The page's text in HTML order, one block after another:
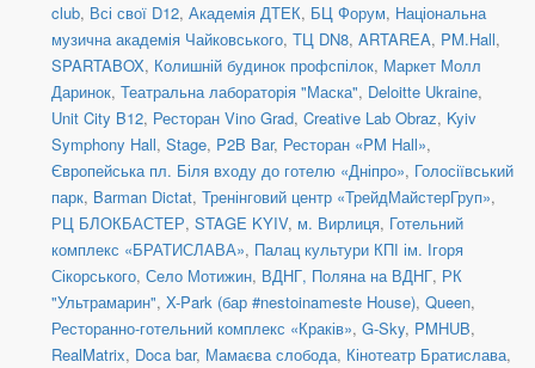
club, Всі свої D12, Академія ДТЕК, БЦ Форум, Національна
музична академія Чайковського, ТЦ DN8, ARTAREA, PM.Hall,
SPARTABOX, Колишній будинок профспілок, Маркет Молл
Даринок, Театральна лабораторія "Маска", Deloitte Ukraine,
Unit City B12, Ресторан Vino Grad, Creative Lab Obraz, Kyiv
Symphony Hall, Stage, P2B Bar, Ресторан «PM Hall»,
Європейська пл. Біля входу до готелю «Дніпро», Голосіївський
парк, Barman Dictat, Тренінговий центр «ТрейдМайстерГруп»,
РЦ БЛОКБАСТЕР, STAGE KYIV, м. Вирлиця, Готельний
комплекс «БРАТИСЛАВА», Палац культури КПІ ім. Ігоря
Сікорського, Село Мотижин, ВДНГ, Поляна на ВДНГ, РК
"Ультрамарин", X-Park (бар #nestoinameste House), Queen,
Ресторанно-готельний комплекс «Краків», G-Sky, PMHUB,
RealMatrix, Doca bar, Мамаєва слобода, Кінотеатр Братислава,